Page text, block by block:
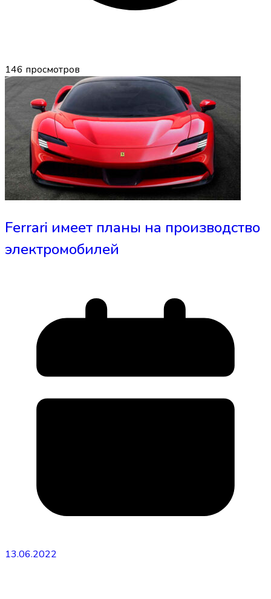
146 просмотров
Ferrari имеет планы на производство
электромобилей
13.06.2022